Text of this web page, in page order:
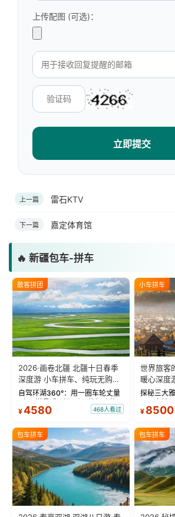
上传配图 (可选)：
立即提交
上一篇 雷石KTV
下一篇 嘉定体育馆
🔥 新疆包车-拼车
散客拼团
2026·画卷北疆 北疆十日春季
深度游 小车拼车、纯玩无购
物！
自驾环湖360°：用一圈车轮丈量
“大西洋最后一滴眼泪”的极致蔚
蓝。 赛湖旅拍：甄选多款风格服
绝美瞬间。 赛湖坦克300跟车视
频：专业摄影师...
¥4580 468人看过
小车拼车
世界旅客
暖心深度
探秘三大
国国家地
三大雅丹”
瓦人最大
晨雾与小木
¥ 8500
包车拼车 包车拼车